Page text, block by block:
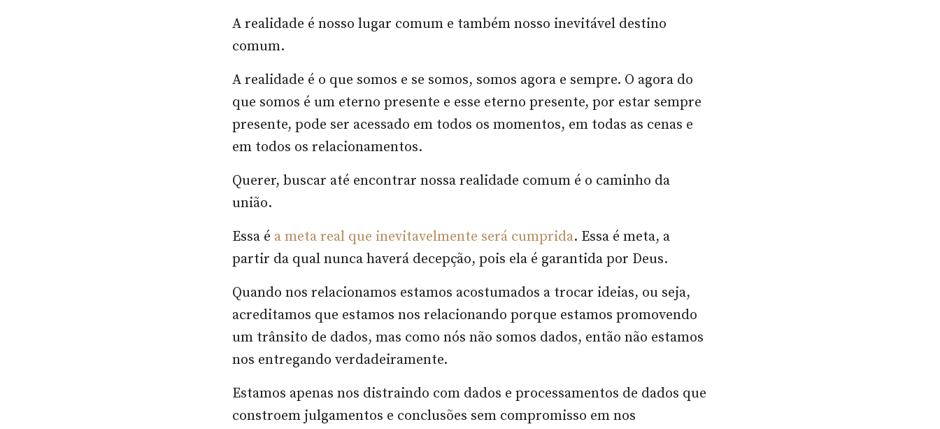
A realidade é nosso lugar comum e também nosso inevitável destino
comum.
A realidade é o que somos e se somos, somos agora e sempre. O agora do
que somos é um eterno presente e esse eterno presente, por estar sempre
presente, pode ser acessado em todos os momentos, em todas as cenas e
em todos os relacionamentos.
Querer, buscar até encontrar nossa realidade comum é o caminho da
união.
Essa é a meta real que inevitavelmente será cumprida. Essa é meta, a
partir da qual nunca haverá decepção, pois ela é garantida por Deus.
Quando nos relacionamos estamos acostumados a trocar ideias, ou seja,
acreditamos que estamos nos relacionando porque estamos promovendo
um trânsito de dados, mas como nós não somos dados, então não estamos
nos entregando verdadeiramente.
Estamos apenas nos distraindo com dados e processamentos de dados que
constroem julgamentos e conclusões sem compromisso em nos